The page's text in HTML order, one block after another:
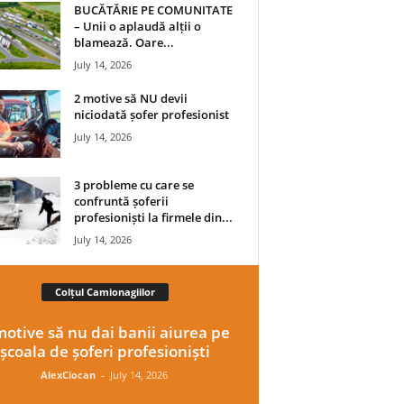
BUCĂTĂRIE PE COMUNITATE
– Unii o aplaudă alții o
blamează. Oare...
July 14, 2026
2 motive să NU devii
niciodată șofer profesionist
July 14, 2026
3 probleme cu care se
confruntă șoferii
profesioniști la firmele din...
July 14, 2026
Colțul Camionagiilor
să nu dai banii aiurea pe
școala de șoferi profesioniști
AlexCiocan - July 14, 2026